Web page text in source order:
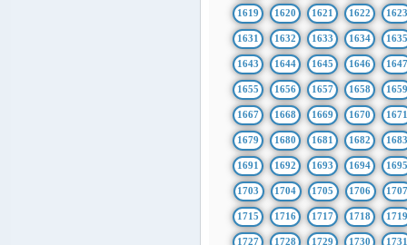
1619 1620 1621 1622 1623
1631 1632 1633 1634 1635
1643 1644 1645 1646 1647
1655 1656 1657 1658 1659
1667 1668 1669 1670 1671
1679 1680 1681 1682 1683
1691 1692 1693 1694 1695
1703 1704 1705 1706
1715 1716 1717 1718 1719
1727 1728 1729 1730 1731